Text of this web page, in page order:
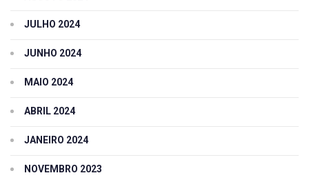
JULHO 2024
JUNHO 2024
MAIO 2024
ABRIL 2024
JANEIRO 2024
NOVEMBRO 2023